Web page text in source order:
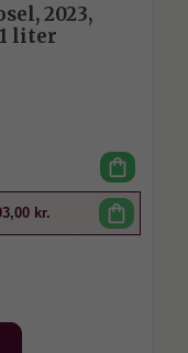
2023,
liter
shopping_bag
kr. shopping_bag